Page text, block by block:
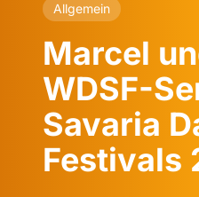
Allgemein
Marcel
WDSF-
Savaria
Festivals